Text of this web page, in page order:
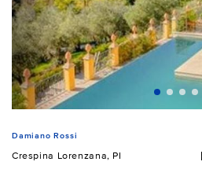
Damiano Rossi
Crespina Lorenzana, PI